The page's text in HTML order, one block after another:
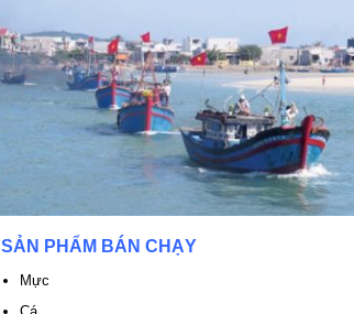
SẢN PHẨM BÁN CHẠY
Mực